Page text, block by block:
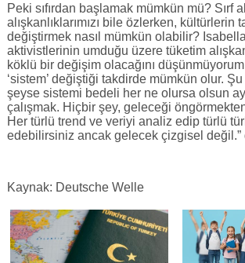
Peki sıfırdan başlamak mümkün mü? Sırf
alışkanlıklarımızı bile özlerken, kültürlerin
değiştirmek nasıl mümkün olabilir?
aktivistlerinin umduğu üzere tüketim
köklü bir değişim olacağını
‘sistem’ değiştiği takdirde mümkün olur. Şu
şeyse sistemi bedeli her ne olursa olsun
çalışmak. Hiçbir şey, geleceği
Her türlü trend ve veriyi analiz edip türlü
edebilirsiniz ancak gelecek çizgisel değil.”
Kaynak: Deutsche Welle